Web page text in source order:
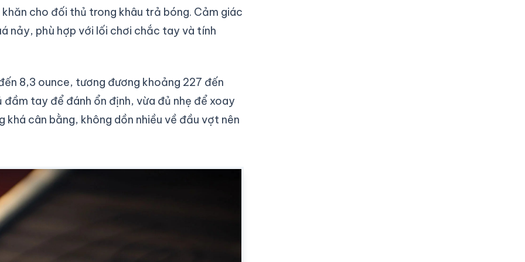
cho đối thủ trong khâu trả bóng. Cảm giác
nảy, phù hợp với lối chơi chắc tay và tính
8,3 ounce, tương đương khoảng 227 đến
tay để đánh ổn định, vừa đủ nhẹ để xoay
khá cân bằng, không dồn nhiều về đầu vợt nên